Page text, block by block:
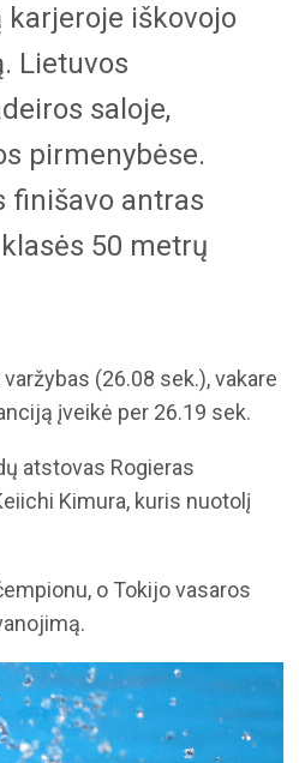
iškovojo
Lietuvos
saloje,
pirmenybėse.
finišavo antras
50 metrų
(26.08 sek.), vakare
įveikė per 26.19 sek.
atstovas Rogieras
Kimura, kuris nuotolį
o Tokijo vasaros